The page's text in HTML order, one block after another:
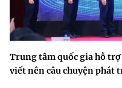
Trung tâm quốc gia hỗ
viết nên câu chuyện phát